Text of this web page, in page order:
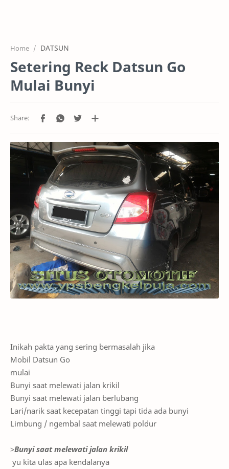
PROJEK
SERVICE
RTL MODE
Home DATSUN
Setering Reck Datsun Go
Mulai Bunyi
Inikah pakta yang sering bermasalah jika
Mobil Datsun Go
mulai
Bunyi saat melewati jalan krikil
Bunyi saat melewati jalan berlubang
Lari/narik saat kecepatan tinggi tapi tida ada bunyi
Limbung / ngembal saat melewati poldur
>Bunyi saat melewati jalan krikil
yu kita ulas apa kendalanya